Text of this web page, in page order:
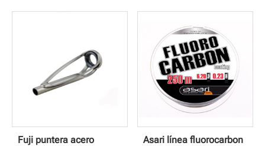
desde
hasta
3,50 €
Fuji puntera acero
Asari línea fluorocarbon